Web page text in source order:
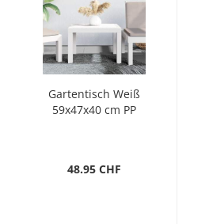
Gartentisch Weiß
59x47x40 cm PP
48.95 CHF